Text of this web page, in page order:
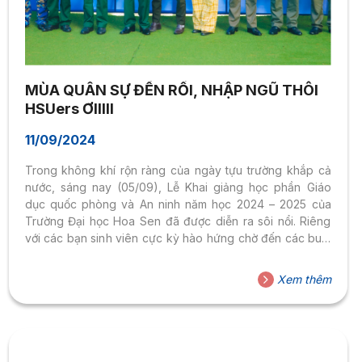
MÙA QUÂN SỰ ĐẾN RỒI, NHẬP NGŨ THÔI
HSUers ƠIIIII
11/09/2024
Trong không khí rộn ràng của ngày tựu trường khắp cả
nước, sáng nay (05/09), Lễ Khai giảng học phần Giáo
dục quốc phòng và An ninh năm học 2024 – 2025 của
Trường Đại học Hoa Sen đã được diễn ra sôi nổi. Riêng
với các bạn sinh viên cực kỳ hào hứng chờ đến các buổi
hiện diện của Đại tá Nguyễn Tiến Lộc – Phó Giám đốc
điều hành Trung tâm giáo dục QP-AN Trường Đại học Tôn
Đức Thắng; TS. Nguyễn Thị...
Xem thêm